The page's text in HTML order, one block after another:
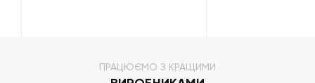
ПРАЦЮЄМО З КРАЩИМИ